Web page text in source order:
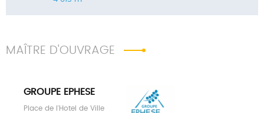
MAÎTRE D'OUVRAGE
GROUPE EPHESE
Place de l'Hotel de Ville